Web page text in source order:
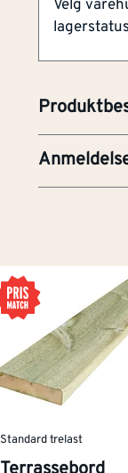
Velg
lagerstatus
og
Standard trelast